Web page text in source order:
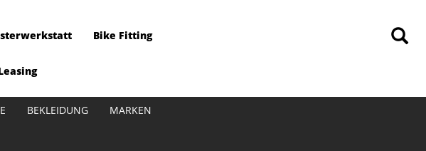
Bike Fitting
BEKLEIDUNG MARKEN